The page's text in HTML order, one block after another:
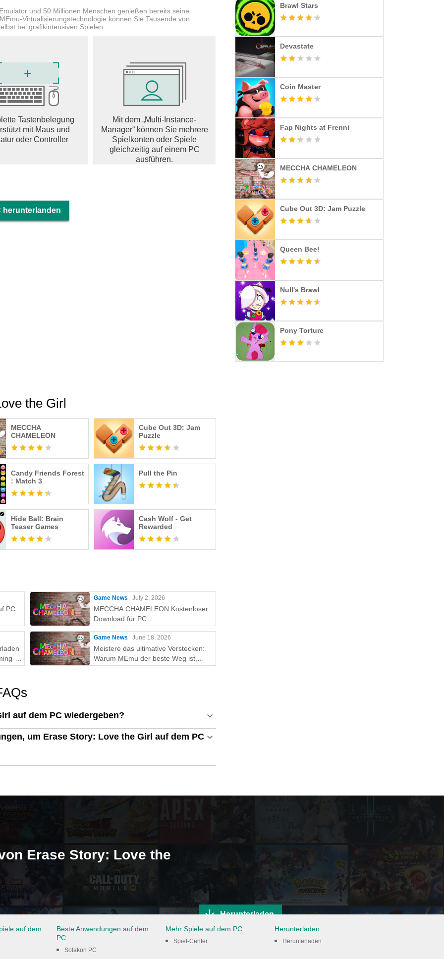
your brain to draw and erase a part or full in the
next door
the confidence to follow their love
journey
try and draw, erase to save a girl, explore, and be master in
und 50 Millionen Menschen genießen bereits seine
Virtualisierungstechnologie können Sie Tausende von
bei grafikintensiven Spielen.
Tastenbelegung
mit Maus und
oder Controller
Mit dem „Multi-Instance-
Manager“ können Sie mehrere
Spielkonten oder Spiele
gleichzeitig auf einem PC
ausführen.
herunterlanden
the Girl
MECCHA
CHAMELEON
Cube Out 3D: Jam
Puzzle
Candy Friends Forest
: Match 3
Pull the Pin
Hide Ball: Brain
Teaser Games
Cash Wolf - Get
Rewarded
PC
Game News July 2, 2026
MECCHA CHAMELEON Kostenloser
Download für PC
Game News June 18, 2026
Meistere das ultimative Verstecken:
Warum MEmu der beste Weg ist,
MECCHA CHAMELEON auf dem PC
auf dem PC wiedergeben?
um Erase Story: Love the Girl auf dem PC
Brawl Stars
Devastate
Coin Master
Fap Nights at Frenni
MECCHA CHAMELEON
Cube Out 3D: Jam Puzzle
Queen Bee!
Null's Brawl
Pony Torture
Erase Story: Love the
Herunterladen
auf dem
Beste Anwendungen auf dem
PC
Solakon PC
Mehr Spiele auf dem PC
Spiel-Center
Herunterladen
Herunterladen